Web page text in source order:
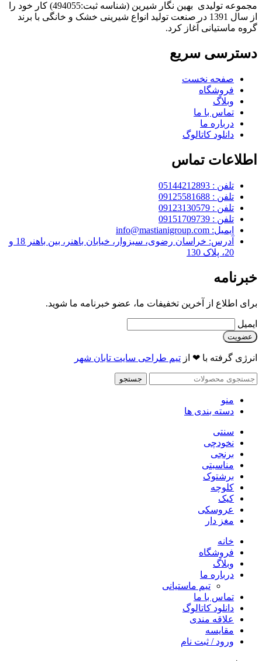
مجموعه تولیدی بهین نگار شیرین (شناسه ثبت:494055) کار خود را
از سال 1391 در صنعت تولید انواع شیرینی خشک و خانگی با برند
گروه ماستیانی آغاز کرد.
دسترسی سریع
صفحه نخست
فروشگاه
وبلاگ
تماس با ما
درباره ما
دانلود کاتالوگ
اطلاعات تماس
تلفن : 05144212893
تلفن : 09125581688
تلفن : 09123130579
تلفن : 09151709739
ایمیل: info@mastianigroup.com
آدرس: خراسان رضوی، سبزوار، خیابان باهنر، بین باهنر 18 و
20، پلاک 130
خبرنامه
برای اطلاع از آخرین تخفیفات ما، عضو خبرنامه ما شوید.
ایمیل
انرژی گرفته با ❤ از تیم طراحی سایت تابان شهر
جستجو
منو
دسته بندی ها
سنتی
نخودچی
برنجی
مناسبتی
برشتوک
کلوچه
کیک
عروسکی
مغز دار
خانه
فروشگاه
وبلاگ
درباره ما
تیم ماستیانی
تماس با ما
دانلود کاتالوگ
علاقه مندی
مقایسه
ورود / ثبت نام